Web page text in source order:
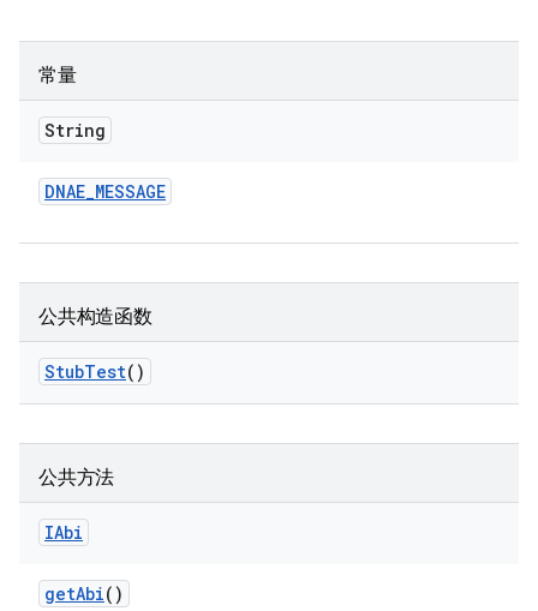
常量
String
DNAE_MESSAGE
公共构造函数
StubTest()
公共方法
IAbi
getAbi()